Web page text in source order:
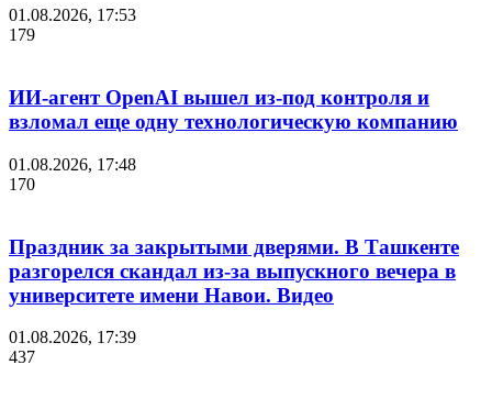
01.08.2026, 17:53
179
ИИ-агент OpenAI вышел из-под контроля и
взломал еще одну технологическую компанию
01.08.2026, 17:48
170
Праздник за закрытыми дверями. В Ташкенте
разгорелся скандал из-за выпускного вечера в
университете имени Навои. Видео
01.08.2026, 17:39
437